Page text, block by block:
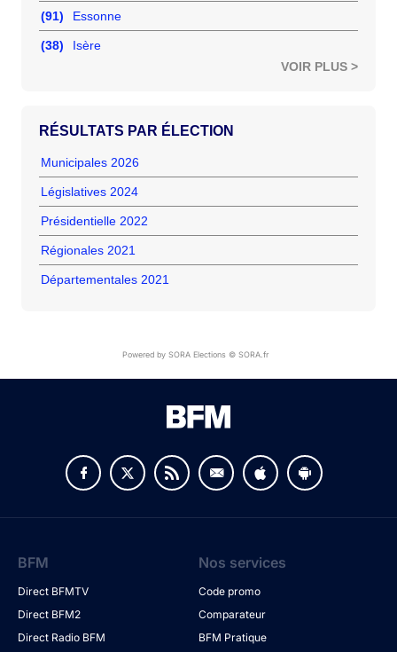
(91) Essonne
(38)
Isère
VOIR PLUS >
RÉSULTATS PAR ÉLECTION
Municipales 2026
Législatives 2024
Présidentielle 2022
Régionales 2021
Départementales 2021
Powered by SORA Elections © SORA.fr
BFM
Direct BFMTV
Direct BFM2
Direct Radio BFM
Nos services
Code promo
Comparateur
BFM Pratique